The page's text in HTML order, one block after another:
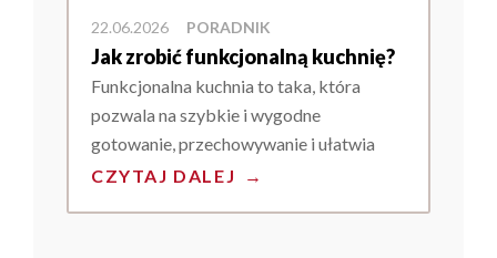
22.06.2026 PORADNIK
Jak zrobić funkcjonalną kuchnię?
Funkcjonalna kuchnia to taka, która
pozwala na szybkie i wygodne
gotowanie, przechowywanie i ułatwia
codzienne użytkowanie. Chcąc stworzyć
CZYTAJ DALEJ →